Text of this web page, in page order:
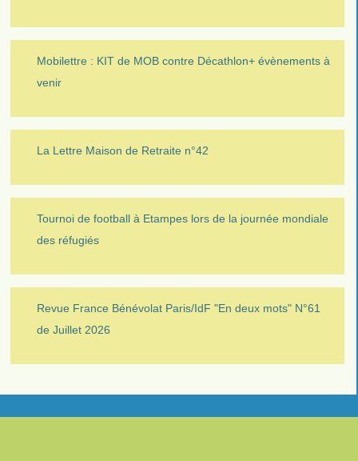
Mobilettre : KIT de MOB contre Décathlon+ évènements à
venir
La Lettre Maison de Retraite n°42
Tournoi de football à Etampes lors de la journée mondiale
des réfugiés
Revue France Bénévolat Paris/IdF "En deux mots" N°61
de Juillet 2026